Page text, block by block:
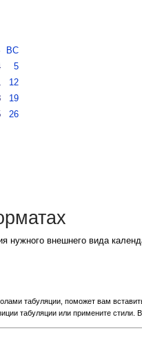
ВС
5
12
19
26
нужного внешнего вида
табуляции, поможет вам
табуляции или примените стили.